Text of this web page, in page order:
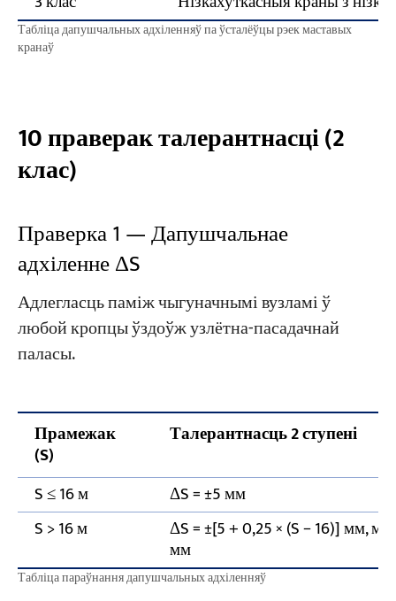
Табліца дапушчальных адхіленняў па ўсталёўцы рэек маставых
кранаў
10 праверак талерантнасці (2
клас)
Праверка 1 — Дапушчальнае
адхіленне ΔS
Адлегласць паміж чыгуначнымі вузламі ў
любой кропцы ўздоўж узлётна-пасадачнай
паласы.
Прамежак
(S)
Талерантнасць 2 ступені
S ≤ 16 м
ΔS = ±5 мм
S > 16 м
ΔS = ±[5 + 0,25 × (S − 16)] мм,
мм
Табліца параўнання дапушчальных адхіленняў